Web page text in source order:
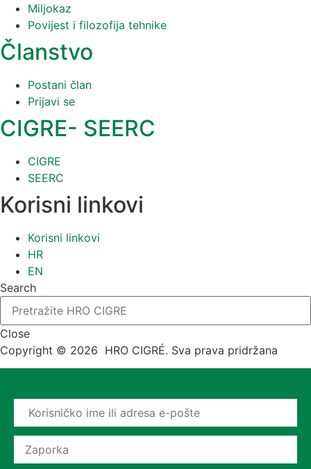
Miljokaz
Povijest i filozofija tehnike
Članstvo
Postani član
Prijavi se
CIGRE- SEERC
CIGRE
SEERC
Korisni linkovi
Korisni linkovi
HR
EN
Search
Close
Copyright © 2026 HRO CIGRÉ. Sva prava pridržana